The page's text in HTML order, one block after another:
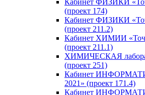
Кабинет ФИЗИКИ
(проект 174)
Кабинет ФИЗИКИ
(проект 211.2)
Кабинет ХИМИИ
(проект 211.1)
ХИМИЧЕСКАЯ
(проект 251)
Кабинет
2021» (проект 171.4)
Кабинет